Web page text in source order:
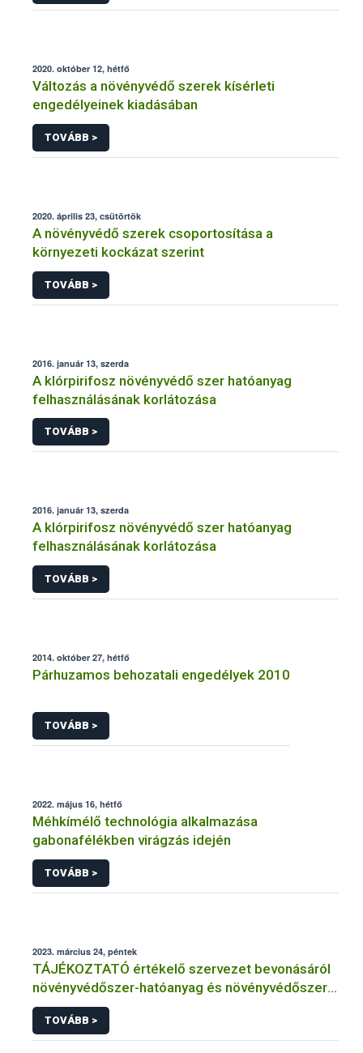
2020. október 12, hétfő
Változás a növényvédő szerek kísérleti
engedélyeinek kiadásában
TOVÁBB >
2020. április 23, csütörtök
A növényvédő szerek csoportosítása a
környezeti kockázat szerint
TOVÁBB >
2016. január 13, szerda
A klórpirifosz növényvédő szer hatóanyag
felhasználásának korlátozása
TOVÁBB >
2016. január 13, szerda
A klórpirifosz növényvédő szer hatóanyag
felhasználásának korlátozása
TOVÁBB >
2014. október 27, hétfő
Párhuzamos behozatali engedélyek 2010
TOVÁBB >
2022. május 16, hétfő
Méhkímélő technológia alkalmazása
gabonafélékben virágzás idején
TOVÁBB >
2023. március 24, péntek
TÁJÉKOZTATÓ értékelő szervezet bevonásáról
növényvédőszer-hatóanyag és növényvédőszer
engedélyezésére, továbbá a meglévő engedély
meghosszabbítására vagy módosítására irányuló
eljárásba
TOVÁBB >